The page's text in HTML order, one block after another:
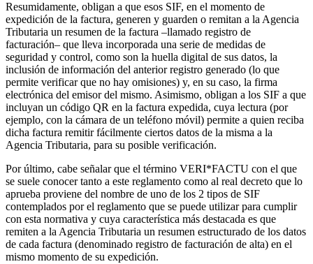
Resumidamente, obligan a que esos SIF, en el momento de
expedición de la factura, generen y guarden o remitan a la Agencia
Tributaria un resumen de la factura –llamado registro de
facturación– que lleva incorporada una serie de medidas de
seguridad y control, como son la huella digital de sus datos, la
inclusión de información del anterior registro generado (lo que
permite verificar que no hay omisiones) y, en su caso, la firma
electrónica del emisor del mismo. Asimismo, obligan a los SIF a que
incluyan un código QR en la factura expedida, cuya lectura (por
ejemplo, con la cámara de un teléfono móvil) permite a quien reciba
dicha factura remitir fácilmente ciertos datos de la misma a la
Agencia Tributaria, para su posible verificación.
Por último, cabe señalar que el término VERI*FACTU con el que
se suele conocer tanto a este reglamento como al real decreto que lo
aprueba proviene del nombre de uno de los 2 tipos de SIF
contemplados por el reglamento que se puede utilizar para cumplir
con esta normativa y cuya característica más destacada es que
remiten a la Agencia Tributaria un resumen estructurado de los datos
de cada factura (denominado registro de facturación de alta) en el
mismo momento de su expedición.